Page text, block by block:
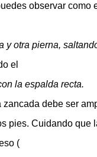
observar como
y otra pierna,
el
la espalda recta.
zancada debe ser
pies. Cuidando que
(